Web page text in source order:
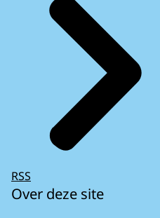
RSS
Over deze site